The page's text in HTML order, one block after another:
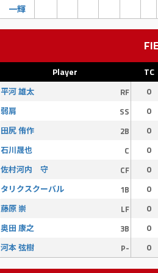
一輝
Player TC
平河 雄太 RF 0
弱肩 SS 0
田尻 侑作 2B 0
石川晟也 C 0
佐村河内 守 CF 0
タリクスクーバル 1B 0
藤原 崇 LF 0
奥田 康之 3B 0
河本 弦樹 P- 0